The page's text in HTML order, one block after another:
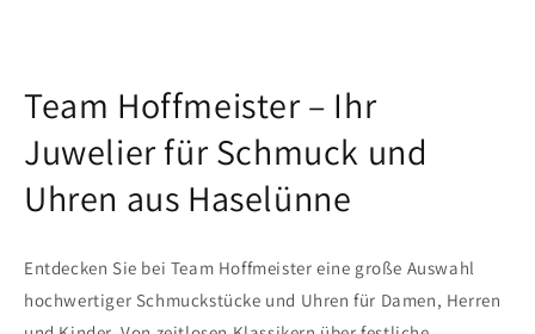
Team Hoffmeister – Ihr
Juwelier für Schmuck und
Uhren aus Haselünne
Entdecken Sie bei Team Hoffmeister eine große Auswahl
hochwertiger Schmuckstücke und Uhren für Damen, Herren